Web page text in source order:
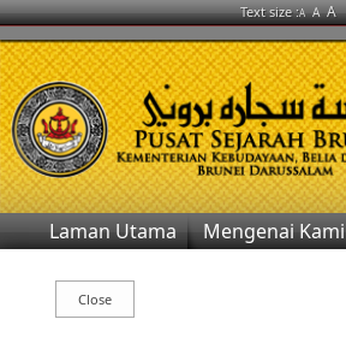
Text size :A A A
Laman Utama Mengenai Kami